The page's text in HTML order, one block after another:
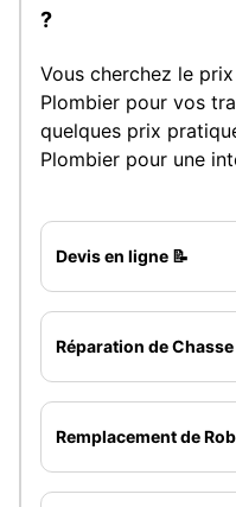
?
Vous cherchez le
Plombier pour vos
quelques prix
Plombier pour une
Devis en ligne 📝
Réparation de Chasse
Remplacement de